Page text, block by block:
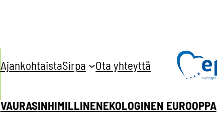
AjankohtaistaSirpa Ota yhteyttä
VAURASINHIMILLINENEKOLOGINEN EUROOPPA